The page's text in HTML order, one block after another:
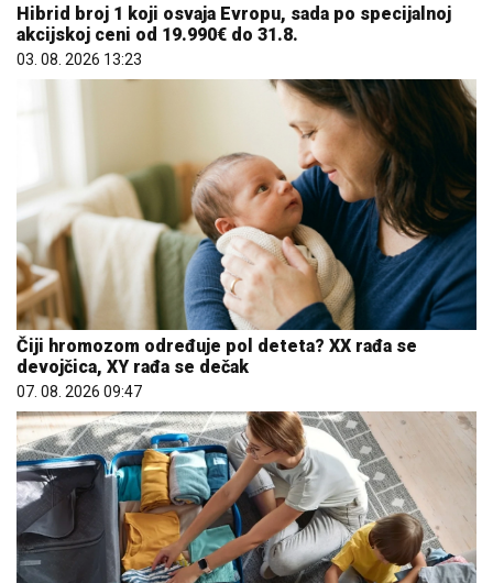
Hibrid broj 1 koji osvaja Evropu, sada po specijalnoj
akcijskoj ceni od 19.990€ do 31.8.
03. 08. 2026 13:23
Čiji hromozom određuje pol deteta? XX rađa se
devojčica, XY rađa se dečak
07. 08. 2026 09:47